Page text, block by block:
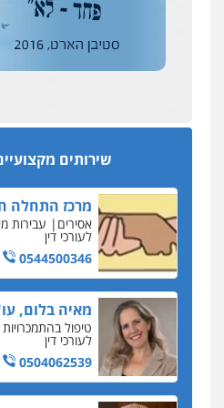
שירותים
מחיקת כתבות
0522508109
מקצועיים לעורכי
מרכז התחלה
אסירים עבירות
לעורכי דין
0544500346
מאיה בלום,
טיפול בהתמכרויות
לעורכי דין
0504062539
אחרי המלחמה: הוסמכו
הדין החדשים
עסקה חמה
כתב האישום נגד עו"ד עידן
לאקטים מיניים
כתב אישום: יו"ר ש"ס
ההלוואות של משפחת
הפרקליטות: הרב נתנאל חייק
שמשו אנשי
החשוד ברצח עו"ד ארבל
ושתק בחקירתו
בבית המשפט התברר כי
מרמלה, לא נערכה
יחסי עו"ד לקוח